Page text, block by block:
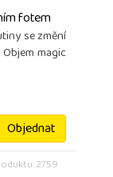
fotem
se změní
magic
Objednat
2759